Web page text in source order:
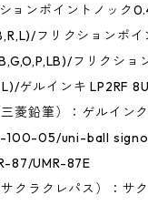
ョンポイントノック
フリクションポ
フリクショ
ゲルインキ LP2RF
菱鉛筆）：ゲルイン
100-05/uni-ball signo
87/UMR-87E
クラクレパス）：サ